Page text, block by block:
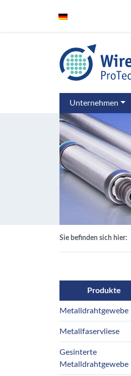
Unternehmen
Sie befinden sich hier:
Produkte
Metalldrahtgewebe
Metallfaservliese
Gesinterte
Metalldrahtgewebe